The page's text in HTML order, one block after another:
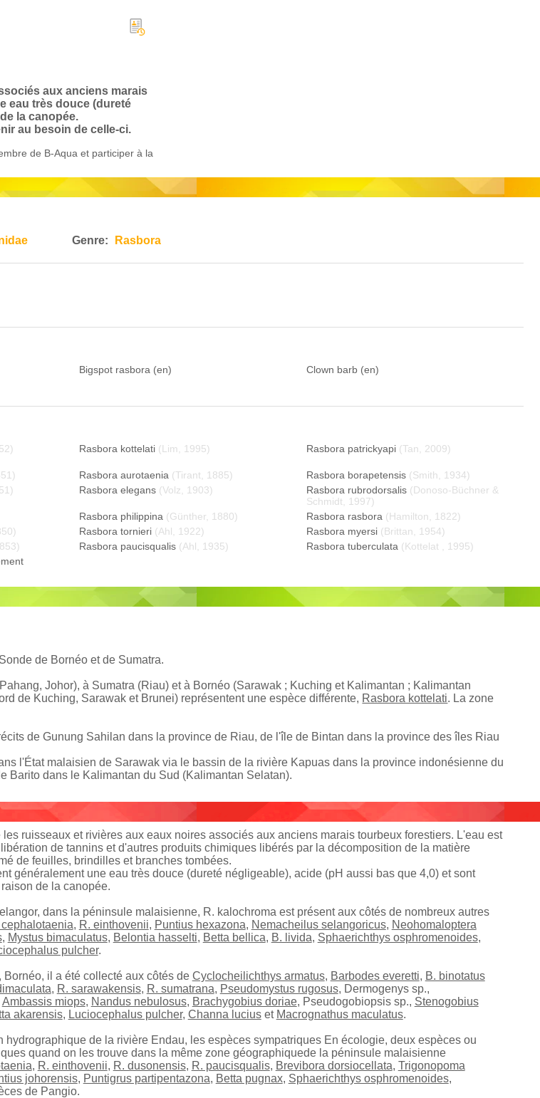
aux anciens marais
eau très douce (dureté
la canopée.
au besoin de celle-ci.
de B-Aqua et participer à la
Genre: Rasbora
Bigspot rasbora (en)
Clown barb (en)
Rasbora kottelati (Lim, 1995) Rasbora patrickyapi (Tan, 2009)
Rasbora aurotaenia (Tirant, 1885) Rasbora borapetensis (Smith, 1934)
Rasbora elegans (Volz, 1903) Rasbora rubrodorsalis (Donoso-Büchner &
Schmidt, 1997)
Rasbora philippina (Günther, 1880) Rasbora rasbora (Hamilton, 1822)
Rasbora tornieri (Ahl, 1922) Rasbora myersi (Brittan, 1954)
Rasbora paucisqualis (Ahl, 1935) Rasbora tuberculata (Kottelat , 1995)
de Bornéo et de Sumatra.
Johor), à Sumatra (Riau) et à Bornéo (Sarawak ; Kuching et Kalimantan ; Kalimantan
de Kuching, Sarawak et Brunei) représentent une espèce différente, Rasbora kottelati. La zone
de Gunung Sahilan dans la province de Riau, de l'île de Bintan dans la province des îles Riau
l'État malaisien de Sarawak via le bassin de la rivière Kapuas dans la province indonésienne du
Barito dans le Kalimantan du Sud (Kalimantan Selatan).
ruisseaux et rivières aux eaux noires associés aux anciens marais tourbeux forestiers. L'eau est
de tannins et d'autres produits chimiques libérés par la décomposition de la matière
de feuilles, brindilles et branches tombées.
généralement une eau très douce (dureté négligeable), acide (pH aussi bas que 4,0) et sont
de la canopée.
dans la péninsule malaisienne, R. kalochroma est présent aux côtés de nombreux autres
, R. einthovenii, Puntius hexazona, Nemacheilus selangoricus, Neohomaloptera
, Mystus bimaculatus, Belontia hasselti, Betta bellica, B. livida, Sphaerichthys osphromenoides,
pulcher.
il a été collecté aux côtés de Cyclocheilichthys armatus, Barbodes everetti, B. binotatus
, R. sarawakensis, R. sumatrana, Pseudomystus rugosus, Dermogenys sp.,
Ambassis miops, Nandus nebulosus, Brachygobius doriae, Pseudogobiopsis sp., Stenogobius
akarensis, Luciocephalus pulcher, Channa luciuset Macrognathus maculatus.
hydrographique de la rivière Endau, les espèces sympatriques En écologie, deux espèces ou
quand on les trouve dans la même zone géographiquede la péninsule malaisienne
, R. einthovenii, R. dusonensis, R. paucisqualis, Brevibora dorsiocellata, Trigonopoma
johorensis, Puntigrus partipentazona, Betta pugnax, Sphaerichthys osphromenoides,
de Pangio.